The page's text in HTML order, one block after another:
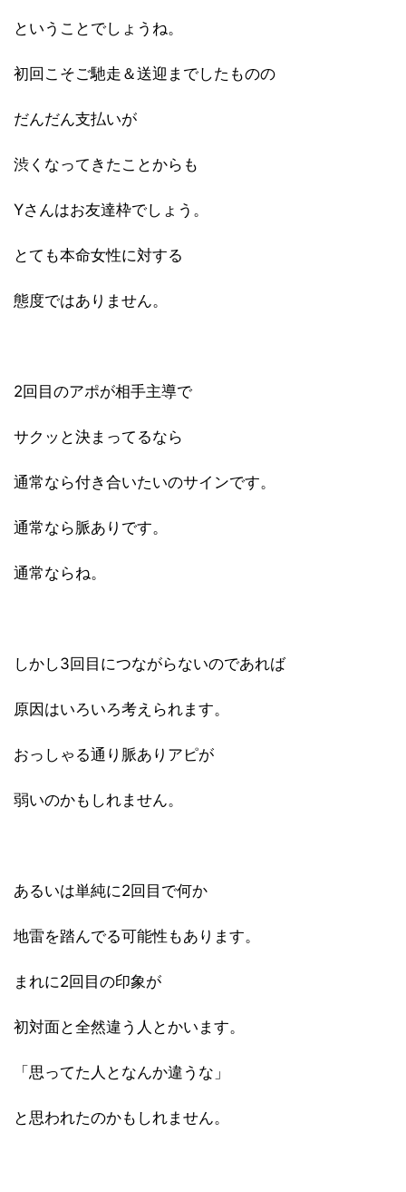
ということでしょうね。
初回こそご馳走＆送迎までしたものの
だんだん支払いが
渋くなってきたことからも
Yさんはお友達枠でしょう。
とても本命女性に対する
態度ではありません。
2回目のアポが相手主導で
サクッと決まってるなら
通常なら付き合いたいのサインです。
通常なら脈ありです。
通常ならね。
しかし3回目につながらないのであれば
原因はいろいろ考えられます。
おっしゃる通り脈ありアピが
弱いのかもしれません。
あるいは単純に2回目で何か
地雷を踏んでる可能性もあります。
まれに2回目の印象が
初対面と全然違う人とかいます。
「思ってた人となんか違うな」
と思われたのかもしれません。